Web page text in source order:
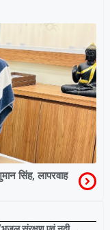
सिंह, लापरवाह